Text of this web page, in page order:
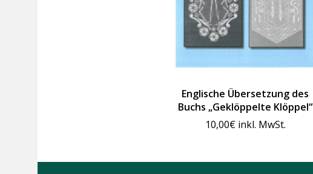
Englische Übersetzung des
Buchs „Geklöppelte Klöppel“
10,00€ inkl. MwSt.